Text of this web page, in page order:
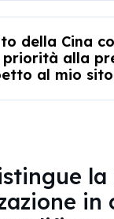
della Cina
alla
al mio
in